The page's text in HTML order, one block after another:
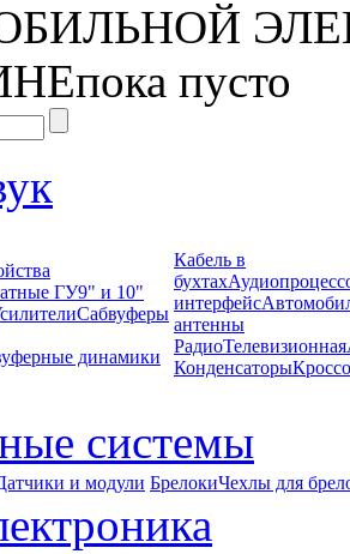
пока пусто
ГУ9" и 10"
Сабвуферы
динамики
Кабель в
бухтах
интерфейс
антенны
РадиоТелевизионная
Конденсаторы
системы
и модули БрелокиЧехлы для